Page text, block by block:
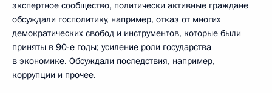
экспертное сообщество, политически активные граждане
обсуждали госполитику, например, отказ от многих
демократических свобод и инструментов, которые были
приняты в 90-е годы; усиление роли государства
в экономике. Обсуждали последствия, например,
коррупции и прочее.